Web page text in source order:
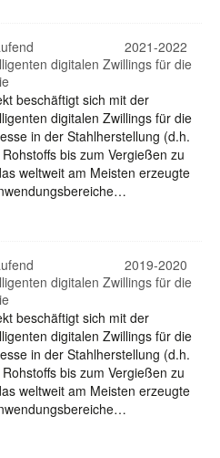
2021-2022
digitalen Zwillings für die
beschäftigt sich mit der
digitalen Zwillings für die
in der Stahlherstellung (d.h.
bis zum Vergießen zu
weltweit am Meisten erzeugte
2019-2020
digitalen Zwillings für die
beschäftigt sich mit der
digitalen Zwillings für die
in der Stahlherstellung (d.h.
bis zum Vergießen zu
weltweit am Meisten erzeugte